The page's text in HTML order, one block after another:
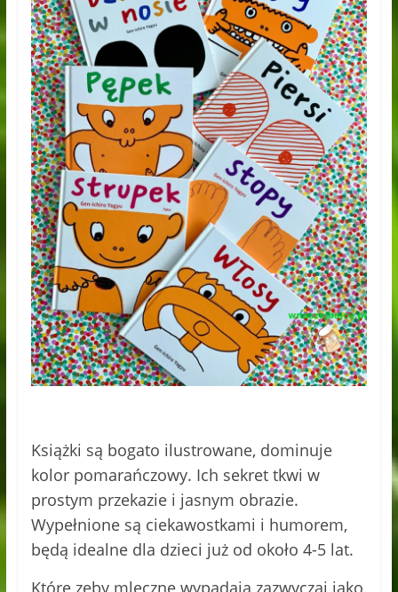
Książki są bogato ilustrowane, dominuje
kolor pomarańczowy. Ich sekret tkwi w
prostym przekazie i jasnym obrazie.
Wypełnione są ciekawostkami i humorem,
będą idealne dla dzieci już od około 4-5 lat.